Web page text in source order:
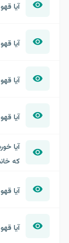
آیا
آیا
آیا
آیا
آیا
که
آیا
آیا